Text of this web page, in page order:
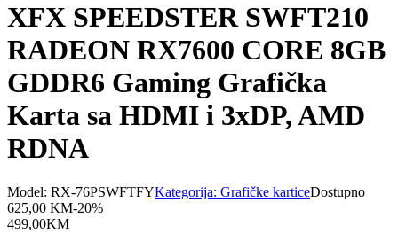
XFX SPEEDSTER SWFT210
RADEON RX7600 CORE 8GB
GDDR6 Gaming Grafička
Karta sa HDMI i 3xDP, AMD
RDNA
Model: RX-76PSWFTFYKategorija: Grafičke karticeDostupno
625,00 KM-20%
499,00KM